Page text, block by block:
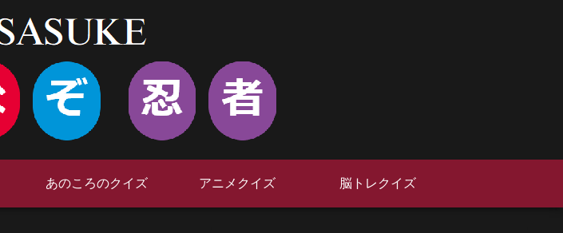
あのころのクイズ アニメクイズ 脳トレクイズ